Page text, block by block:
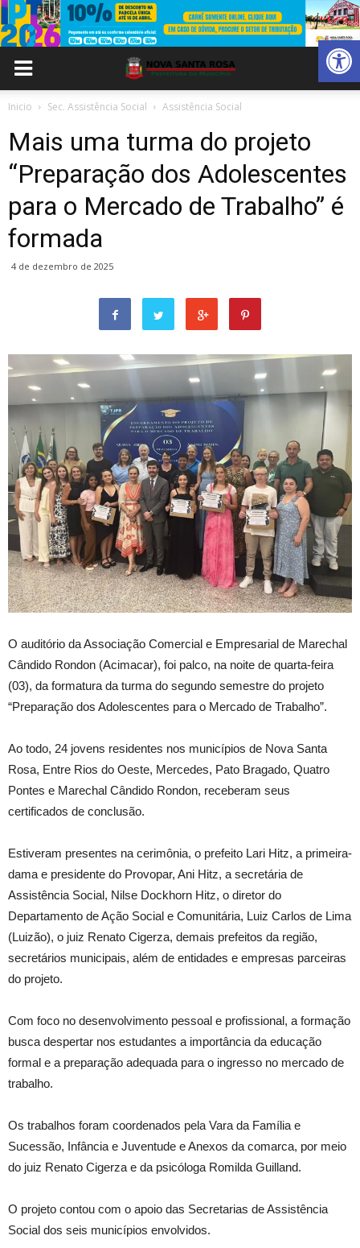
Abrir
Inicio Sec. Assistência Social Assistência Social
Mais uma turma do projeto
“Preparação dos Adolescentes
para o Mercado de Trabalho” é
formada
4 de dezembro de 2025
O auditório da Associação Comercial e Empresarial de Marechal
Cândido Rondon (Acimacar), foi palco, na noite de quarta-feira
(03), da formatura da turma do segundo semestre do projeto
“Preparação dos Adolescentes para o Mercado de Trabalho”.
Ao todo, 24 jovens residentes nos municípios de Nova Santa
Rosa, Entre Rios do Oeste, Mercedes, Pato Bragado, Quatro
Pontes e Marechal Cândido Rondon, receberam seus
certificados de conclusão.
Estiveram presentes na cerimônia, o prefeito Lari Hitz, a primeira-
dama e presidente do Provopar, Ani Hitz, a secretária de
Assistência Social, Nilse Dockhorn Hitz, o diretor do
Departamento de Ação Social e Comunitária, Luiz Carlos de Lima
(Luizão), o juiz Renato Cigerza, demais prefeitos da região,
secretários municipais, além de entidades e empresas parceiras
do projeto.
Com foco no desenvolvimento pessoal e profissional, a formação
busca despertar nos estudantes a importância da educação
formal e a preparação adequada para o ingresso no mercado de
trabalho.
Os trabalhos foram coordenados pela Vara da Família e
Sucessão, Infância e Juventude e Anexos da comarca, por meio
do juiz Renato Cigerza e da psicóloga Romilda Guilland.
O projeto contou com o apoio das Secretarias de Assistência
Social dos seis municípios envolvidos.